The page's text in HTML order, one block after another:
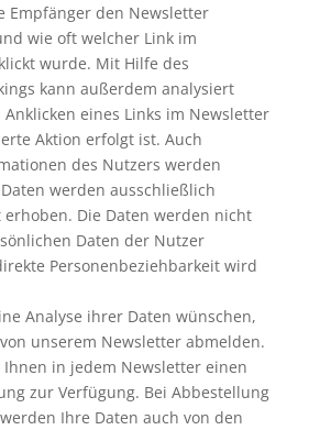
Empfänger den Newsletter
wie oft welcher Link im
wurde. Mit Hilfe des
kann außerdem analysiert
eines Links im Newsletter
Aktion erfolgt ist. Auch
des Nutzers werden
werden ausschließlich
Die Daten werden nicht
Daten der Nutzer
Personenbeziehbarkeit wird
Analyse ihrer Daten wünschen,
unserem Newsletter abmelden.
in jedem Newsletter einen
zur Verfügung. Bei Abbestellung
Ihre Daten auch von den